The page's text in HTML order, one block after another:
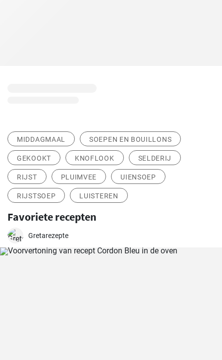
MIDDAGMAAL SOEPEN EN BOUILLONS
GEKOOKT KNOFLOOK SELDERIJ
RIJST PLUIMVEE UIENSOEP
RIJSTSOEP LUISTEREN
Favoriete recepten
Gretarezepte